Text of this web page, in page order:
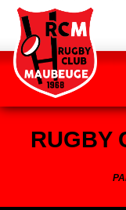
RUGBY
Panneau de gestion